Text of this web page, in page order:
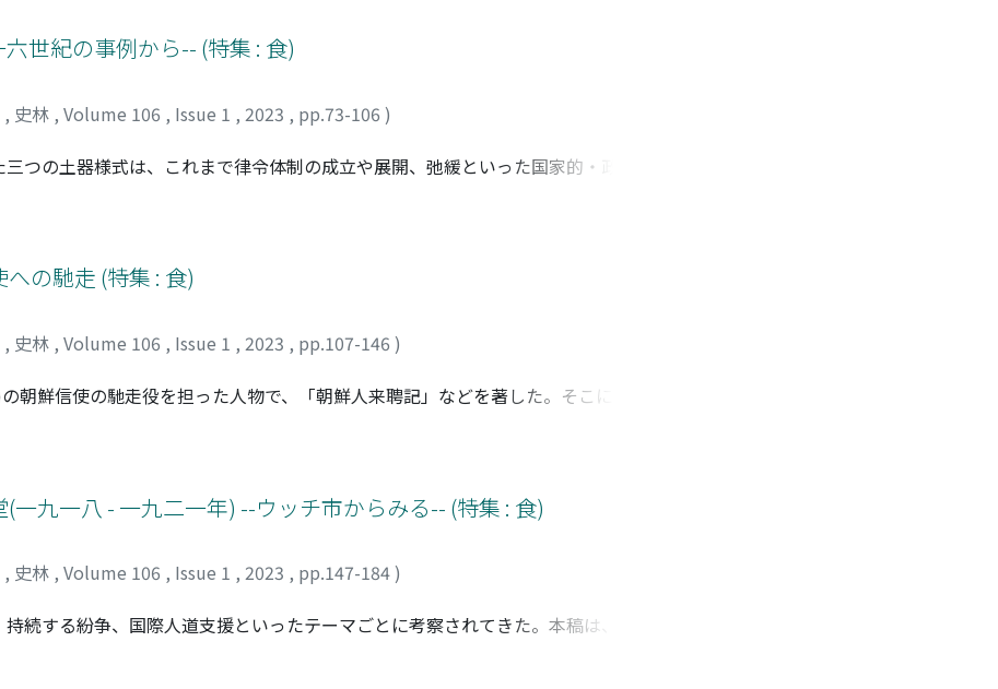
辛料をふんだんに使った肉料理や、甘酸っぱい煮込み肉料理、エジプトに由来す
料理書にも登場する。一五世紀以降、トマトなどの食材が流入したことで西アジ
かったパン類については、一三世紀でも現代でも、同じ名称のものが確認され
立したわけではなく、西アジアの食の伝統の一端を担うものである。
世紀の事例から-- (特集 : 食)
, 史林 , Volume 106 , Issue 1 , 2023 , pp.73-106 )
つの土器様式は、これまで律令体制の成立や展開、弛緩といった国家的・政治的
稿は古代的な土器様式の弛緩や解体とされた中世について、食文化の観点から再
れたのに対し、寺院では木漆器椀や天目茶碗、建盞が比較的よく使用されたこと
具を主体としてそれぞれ固有の食器様式を持ち、身分階層や目的に応じて使いわ
は中世には確認できず、それはむしろ膳の数や食事場所にあらわれた。中国製陶
、本稿の成果は中世の土器・陶磁器の機能・用途の解明に寄与し得るものであ
の馳走 (特集 : 食)
, 史林 , Volume 106 , Issue 1 , 2023 , pp.107-146 )
朝鮮信使の馳走役を担った人物で、「朝鮮人来聘記」などを著した。そこには食
過程や、馳走の度合いをめぐる淀藩士らの考え方の違い、さらには馳走に便乗し
れぞれの側の重層性に留意しながら分析する。その結果、渡辺は朝鮮人を「不
国風」とし、それ以上は追及しなかったこと、馳走を担った藩側にとって一義的
、将軍・幕閣や他藩からの評判であったこと、大がかりな馳走を伴う信使の存在
作用したわけではないこと、を指摘した。
九一八 - 一九二一年) --ウッチ市からみる-- (特集 : 食)
, 史林 , Volume 106 , Issue 1 , 2023 , pp.147-184)
続する紛争、国際人道支援といったテーマごとに考察されてきた。本稿は、ウッ
見をつなぎ合わせ、新興国家の再建過程を総合的に捉えることを試みた。簡易食